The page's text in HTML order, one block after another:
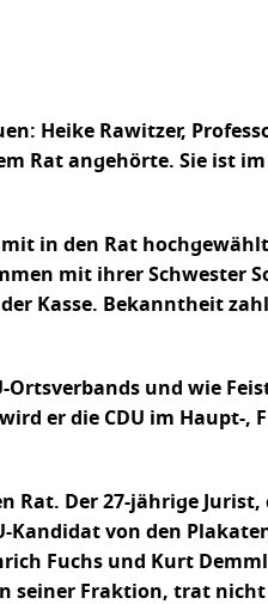
Heike Rawitzer,
Rat angehörte. Sie ist
in den Rat
mit ihrer Schwester
Kasse. Bekanntheit
Ortsverbands und wie
er die CDU im Haupt-,
Rat. Der 27-jährige Jurist,
Kandidat von den
Fuchs und Kurt
seiner Fraktion, trat